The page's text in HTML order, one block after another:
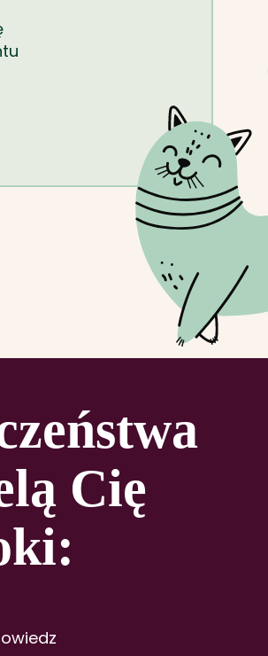
content.
tresura
jednostek Sił
MAXI, Best MEDIUM,
Cię